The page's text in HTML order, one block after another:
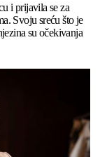
i prijavila se za
Svoju sreću što je
su očekivanja